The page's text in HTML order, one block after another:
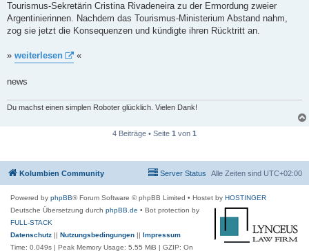
r
a
g
Tourismus-Sekretärin Cristina Rivadeneira zu der Ermordung zweier
Argentinierinnen. Nachdem das Tourismus-Ministerium Abstand nahm,
zog sie jetzt die Konsequenzen und kündigte ihren Rücktritt an.
» weiterlesen «
news
Du machst einen simplen Roboter glücklich. Vielen Dank!
4 Beiträge • Seite 1 von 1
Kolumbien Community Alle Zeiten sind UTC+02:00
Server Status
Powered by phpBB® Forum Software © phpBB Limited • Hostet by HOSTINGER
Deutsche Übersetzung durch phpBB.de • Bot protection by
FULL-STACK
Datenschutz || Nutzungsbedingungen || Impressum
Time: 0.049s | Peak Memory Usage: 5.55 MiB | GZIP: On